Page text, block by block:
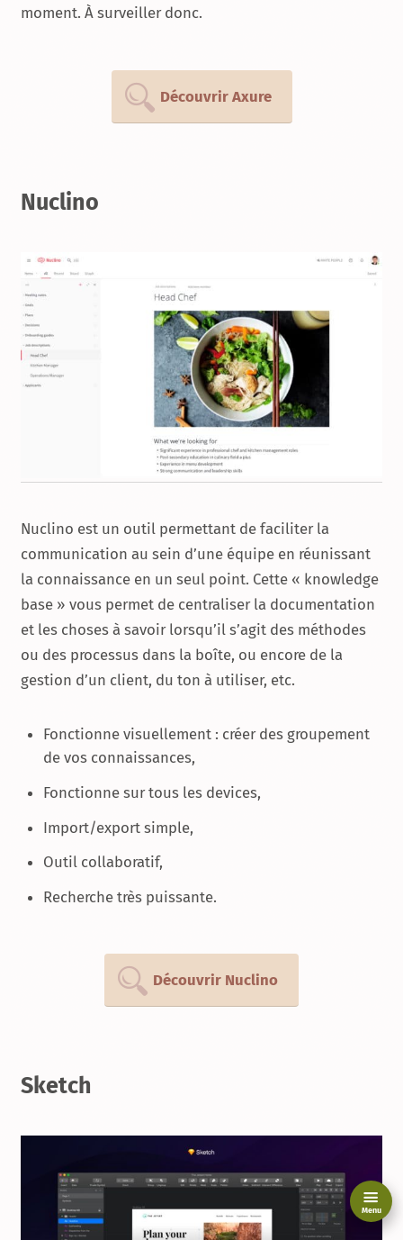
moment. À surveiller donc.
Découvrir Axure
Nuclino
Nuclino est un outil permettant de faciliter la
communication au sein d’une équipe en réunissant
la connaissance en un seul point. Cette « knowledge
base » vous permet de centraliser la documentation
et les choses à savoir lorsqu’il s’agit des méthodes
ou des processus dans la boîte, ou encore de la
gestion d’un client, du ton à utiliser, etc.
Fonctionne visuellement : créer des groupement
de vos connaissances,
Fonctionne sur tous les devices,
Import/export simple,
Outil collaboratif,
Recherche très puissante.
Découvrir Nuclino
Sketch
Menu